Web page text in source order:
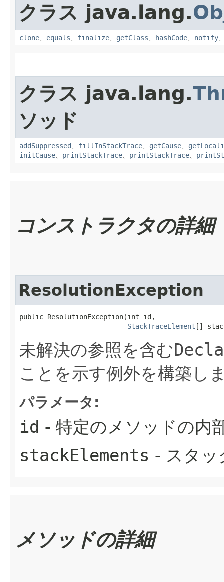
クラス java.lang.
clone、 equals、 finalize、 getClass、 hashCode、 notify
クラス java.lang.
ソッド
addSuppressed、 fillInStackTrace、 getCause、
initCause、 printStackTrace、 printStackTrace、
コンストラクタの詳細
ResolutionException
public ResolutionException​(int id,
StackTraceElement []
未解決の参照を含む
ことを示す例外を構築し
パラメータ:
id - 特定のメソッドの内
stackElements - スタッ
メソッドの詳細